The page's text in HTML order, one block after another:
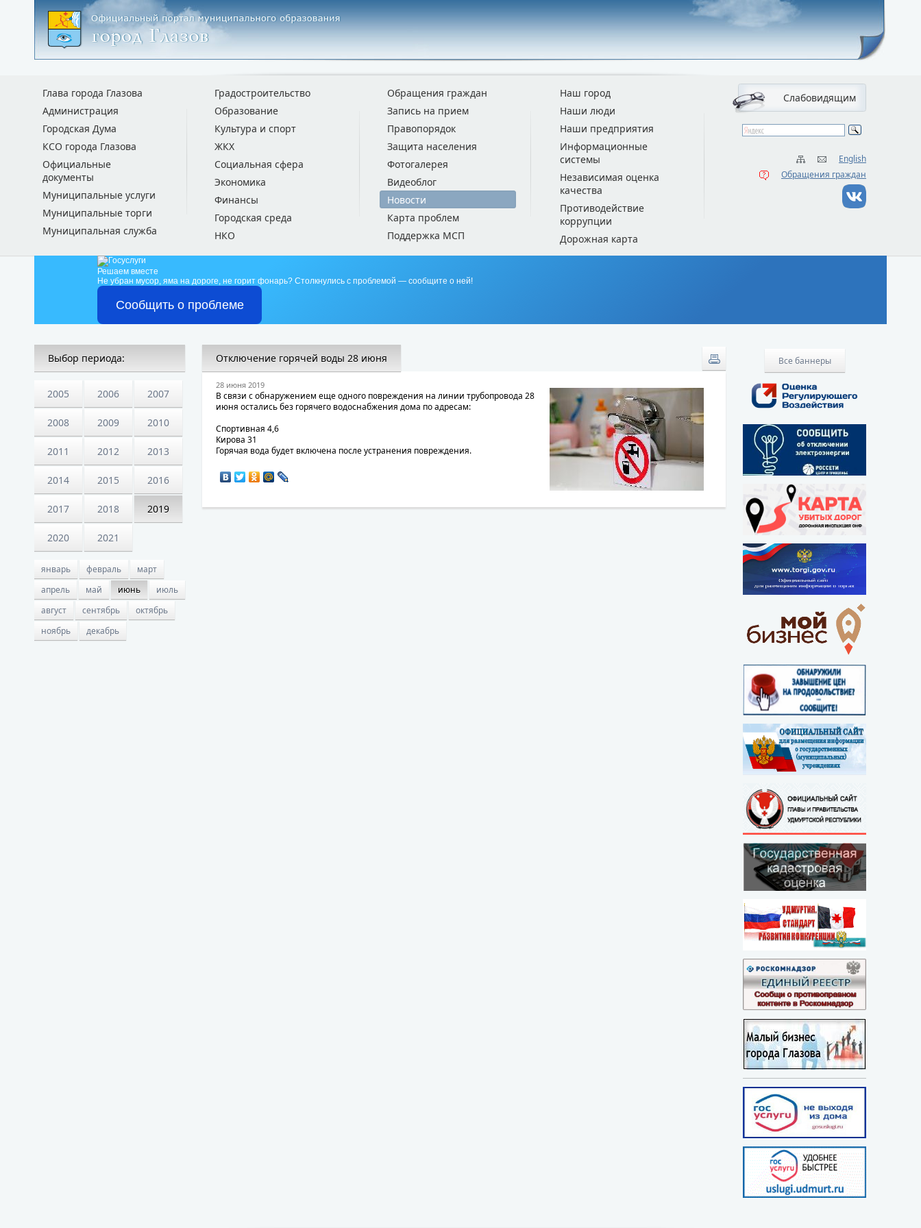
Слабовидящим
English
Обращения граждан
Глава города Глазова
Администрация
Городская Дума
КСО города Глазова
Официальные
документы
Муниципальные услуги
Муниципальные торги
Муниципальная служба
Градостроительство
Образование
Культура и спорт
ЖКХ
Социальная сфера
Экономика
Финансы
Городская среда
НКО
Обращения граждан
Запись на прием
Правопорядок
Защита населения
Фотогалерея
Видеоблог
Новости
Карта проблем
Поддержка МСП
Наш город
Наши люди
Наши предприятия
Информационные
системы
Независимая оценка
качества
Противодействие
коррупции
Дорожная карта
Решаем вместе
Не убран мусор, яма на дороге, не горит фонарь? Столкнулись с проблемой — сообщите о ней!
Сообщить о проблеме
Выбор периода:
2005 2006 2007
2008 2009 2010
2011 2012 2013
2014 2015 2016
2017 2018 2019
2020 2021
январь февраль
март
апрель
май июнь
июль
август
сентябрь
октябрь
ноябрь
декабрь
Все баннеры
Отключение горячей воды 28 июня
28 июня 2019
В связи с обнаружением еще одного повреждения на линии трубопровода 28
июня остались без горячего водоснабжения дома по адресам:
Спортивная 4,6
Кирова 31
Горячая вода будет включена после устранения повреждения.